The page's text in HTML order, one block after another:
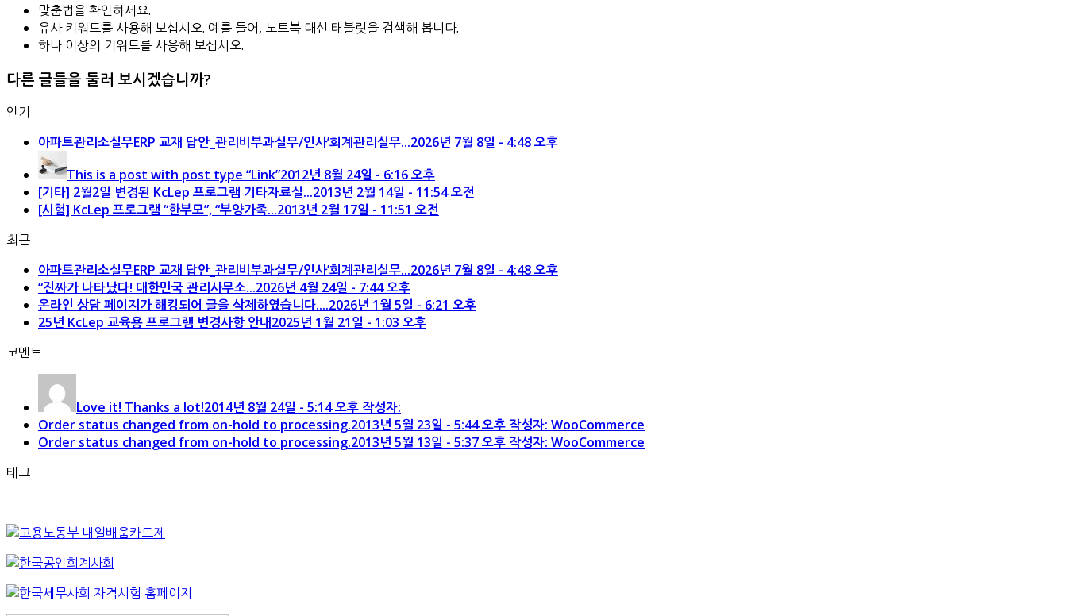
맞춤법을 확인하세요.
유사 키워드를 사용해 보십시오. 예를 들어, 노트북 대신 태블릿을 검색해 봅니다.
하나 이상의 키워드를 사용해 보십시오.
다른 글들을 둘러 보시겠습니까?
인기
아파트관리소실무ERP 교재 답안_관리비부과실무/인사’회계관리실무...2026년 7월 8일 - 4:48 오후
This is a post with post type “Link”2012년 8월 24일 - 6:16 오후
[기타] 2월2일 변경된 KcLep 프로그램 기타자료실...2013년 2월 14일 - 11:54 오전
[시험] KcLep 프로그램 “한부모”, “부양가족...2013년 2월 17일 - 11:51 오전
최근
아파트관리소실무ERP 교재 답안_관리비부과실무/인사’회계관리실무...2026년 7월 8일 - 4:48 오후
“진짜가 나타났다! 대한민국 관리사무소...2026년 4월 24일 - 7:44 오후
온라인 상담 페이지가 해킹되어 글을 삭제하였습니다....2026년 1월 5일 - 6:21 오후
25년 KcLep 교육용 프로그램 변경사항 안내2025년 1월 21일 - 1:03 오후
코멘트
Love it! Thanks a lot!2014년 8월 24일 - 5:14 오후 작성자:
Order status changed from on-hold to processing.2013년 5월 23일 - 5:44 오후 작성자: WooCommerce
Order status changed from on-hold to processing.2013년 5월 13일 - 5:37 오후 작성자: WooCommerce
태그